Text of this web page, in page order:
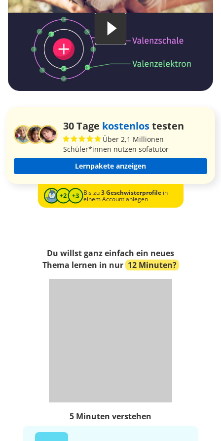
30 Tage kostenlostesten
Über 2,1 Millionen
Schüler*innen nutzen sofatutor
Lernpakete anzeigen
Bis zu3 Geschwisterprofilein
einem Account anlegen
Du willst ganz einfach ein neues
Thema lernen in nur 12 Minuten?
5 Minuten verstehen